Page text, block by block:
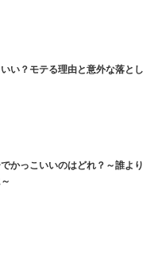
い？モテる理由と意外な落とし
かっこいいのはどれ？～誰より